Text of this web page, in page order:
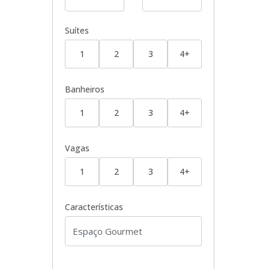
Suítes
1 2 3 4+
Banheiros
1 2 3 4+
Vagas
1 2 3 4+
Características